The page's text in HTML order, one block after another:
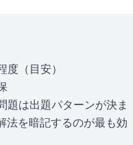
度（目安）
題は出題パターンが決ま
法を暗記するのが最も効